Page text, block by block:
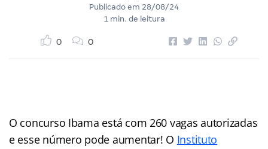
Publicado em 28/08/24
1 min. de leitura
0 0
O concurso Ibama está com 260 vagas autorizadas
e esse número pode aumentar! O Instituto